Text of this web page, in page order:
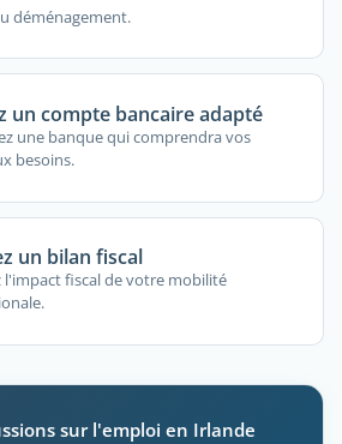
déménagement.
un compte bancaire adapté
une banque qui comprendra vos
besoins.
un bilan fiscal
l'impact fiscal de votre mobilité
sur l'emploi en Irlande